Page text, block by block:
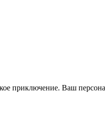
приключение. Ваш